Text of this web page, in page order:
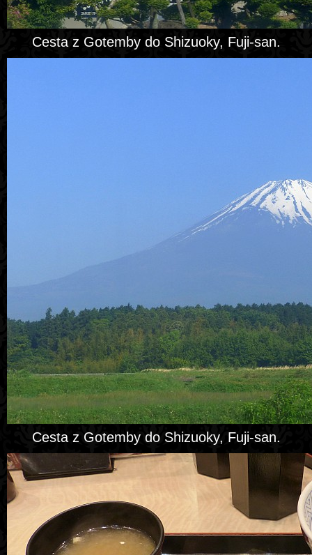
Cesta z Gotemby do Shizuoky, Fuji-san.
Cesta z Gotemby do Shizuoky, Fuji-san.